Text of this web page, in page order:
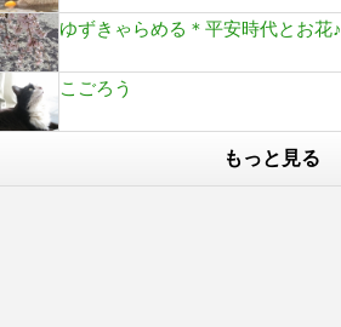
ゆずきゃらめる＊平安時代とお花♪
こごろう
もっと見る